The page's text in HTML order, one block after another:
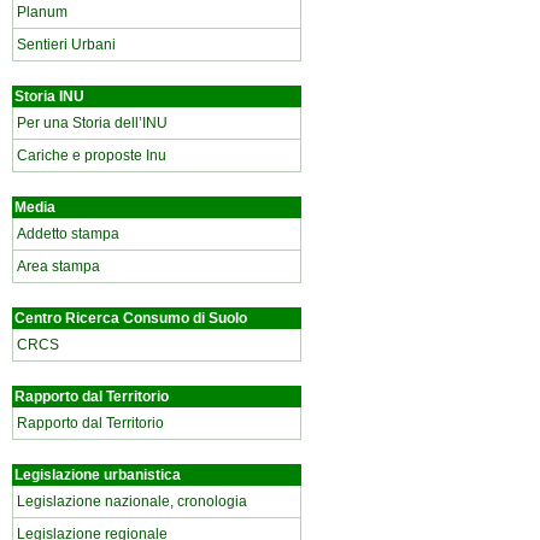
Planum
Sentieri Urbani
Storia INU
Per una Storia dell’INU
Cariche e proposte Inu
Media
Addetto stampa
Area stampa
Centro Ricerca Consumo di Suolo
CRCS
Rapporto dal Territorio
Rapporto dal Territorio
Legislazione urbanistica
Legislazione nazionale, cronologia
Legislazione regionale